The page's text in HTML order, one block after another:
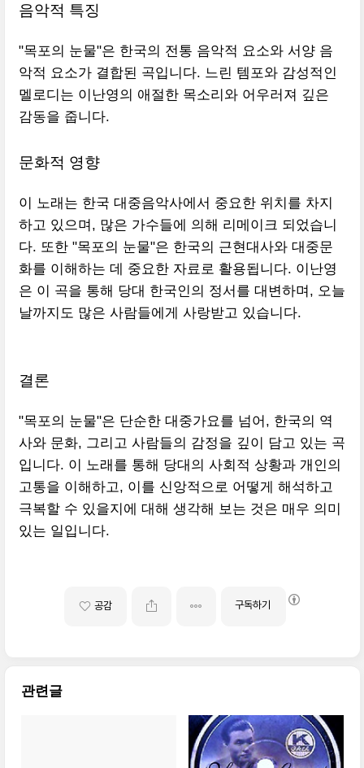
음악적 특징
"목포의 눈물"은 한국의 전통 음악적 요소와 서양 음
악적 요소가 결합된 곡입니다. 느린 템포와 감성적인
멜로디는 이난영의 애절한 목소리와 어우러져 깊은
감동을 줍니다.
문화적 영향
이 노래는 한국 대중음악사에서 중요한 위치를 차지
하고 있으며, 많은 가수들에 의해 리메이크 되었습니
다. 또한 "목포의 눈물"은 한국의 근현대사와 대중문
화를 이해하는 데 중요한 자료로 활용됩니다. 이난영
은 이 곡을 통해 당대 한국인의 정서를 대변하며, 오늘
날까지도 많은 사람들에게 사랑받고 있습니다.
결론
"목포의 눈물"은 단순한 대중가요를 넘어, 한국의 역
사와 문화, 그리고 사람들의 감정을 깊이 담고 있는 곡
입니다. 이 노래를 통해 당대의 사회적 상황과 개인의
고통을 이해하고, 이를 신앙적으로 어떻게 해석하고
극복할 수 있을지에 대해 생각해 보는 것은 매우 의미
있는 일입니다.
공감 구독하기
관련글